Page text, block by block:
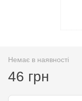
Немає в наявності
46 грн